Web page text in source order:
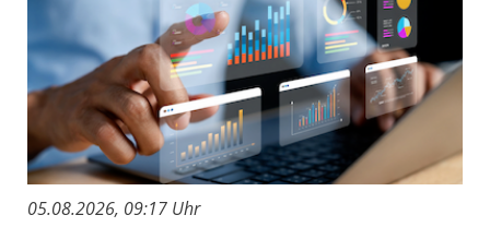
05.08.2026, 09:17 Uhr